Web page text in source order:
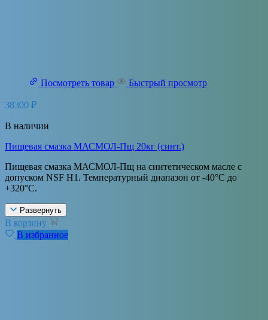
Посмотреть товар Быстрый просмотр
38300 ₽
В наличии
Пищевая смазка МАСМОЛ-Пщ 20кг (синт.)
Пищевая смазка МАСМОЛ-Пщ на синтетическом масле с
допуском NSF H1. Температурный диапазон от -40°С до
+320°С.
Развернуть
В корзину
В избранное